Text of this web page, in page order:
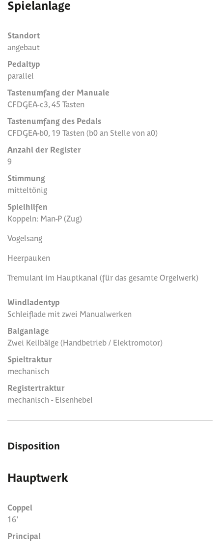
Spielanlage
Standort
angebaut
Pedaltyp
parallel
Tastenumfang der Manuale
CFDGEA-c3, 45 Tasten
Tastenumfang des Pedals
CFDGEA-b0, 19 Tasten (b0 an Stelle von a0)
Anzahl der Register
9
Stimmung
mitteltönig
Spielhilfen
Koppeln: Man-P (Zug)
Vogelsang
Heerpauken
Tremulant im Hauptkanal (für das gesamte Orgelwerk)
Windladentyp
Schleiflade mit zwei Manualwerken
Balganlage
Zwei Keilbälge (Handbetrieb / Elektromotor)
Spieltraktur
mechanisch
Registertraktur
mechanisch - Eisenhebel
Disposition
Hauptwerk
Coppel
16'
Principal